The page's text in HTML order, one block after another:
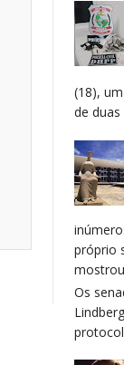
(18),
de
próprio
Os